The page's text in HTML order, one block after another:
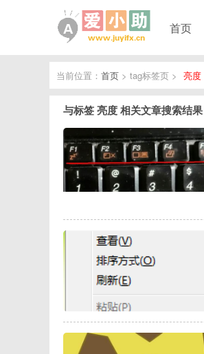
首页
当前位置： 首页 > tag标签页 > 亮度
与标签亮度相关文章搜索结果